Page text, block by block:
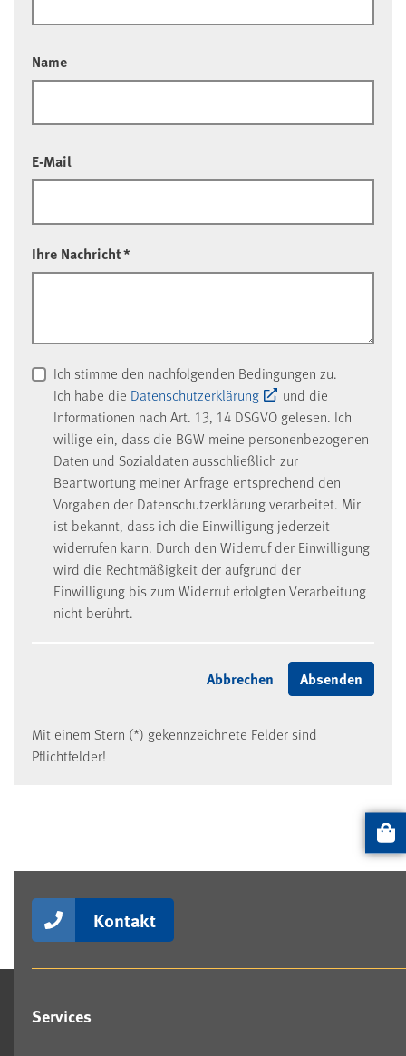
Name
E-Mail
Ihre Nachricht*
Ich stimme den nachfolgenden Bedingungen zu.
Ich habe die Datenschutzerklärung
und die
Informationen nach Art. 13, 14 DSGVO gelesen. Ich
willige ein, dass die BGW meine personenbezogenen
Daten und Sozialdaten ausschließlich zur
Beantwortung meiner Anfrage entsprechend den
Vorgaben der Datenschutzerklärung verarbeitet. Mir
ist bekannt, dass ich die Einwilligung jederzeit
widerrufen kann. Durch den Widerruf der Einwilligung
wird die Rechtmäßigkeit der aufgrund der
Einwilligung bis zum Widerruf erfolgten Verarbeitung
nicht berührt.
Mit einem Stern (*) gekennzeichnete Felder sind
Pflichtfelder!
Kontakt
Services
Artikel